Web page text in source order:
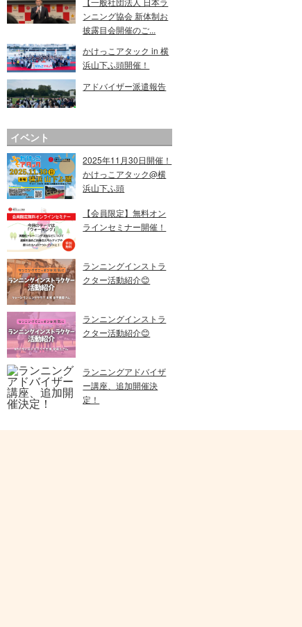
ンニング協会 新体制お
披露目会開催のご...
かけっこアタック in 横
浜山下ふ頭開催！
アドバイザー派遣報告
イベント
2025年11月30日開催！
かけっこアタック@横
浜山下ふ頭
【会員限定】無料オン
ラインセミナー開催！
ランニングインストラ
クター活動紹介😊
ランニングインストラ
クター活動紹介😊
ランニングアドバイザ
ー講座、追加開催決
定！